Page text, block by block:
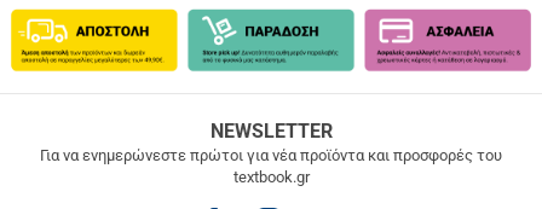
ΜΕΤΑΦΟΡΙΚΑ
NEWSLETTER
Για να ενημερώνεστε πρώτοι για νέα προϊόντα και προσφορές του
textbook.gr